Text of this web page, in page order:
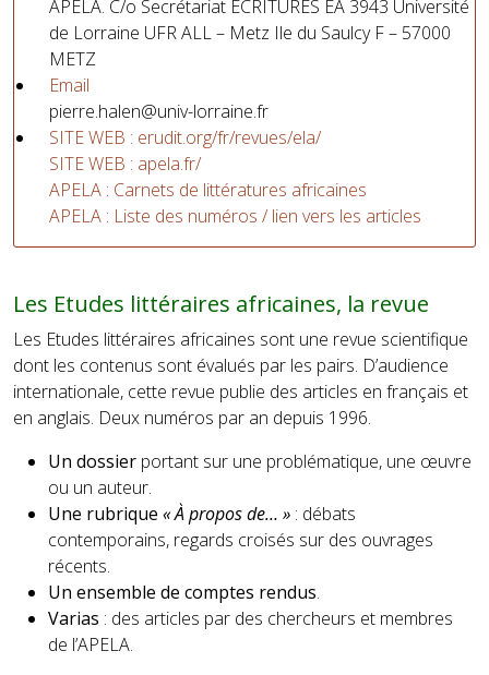
APELA. C/o Secrétariat ECRITURES EA 3943 Université
de Lorraine UFR ALL – Metz Ile du Saulcy F – 57000
METZ
Email
pierre.halen@univ-lorraine.fr
SITE WEB : erudit.org/fr/revues/ela/
SITE WEB : apela.fr/
APELA : Carnets de littératures africaines
APELA : Liste des numéros / lien vers les articles
Les Etudes littéraires africaines, la revue
Les Etudes littéraires africaines sont une revue scientifique
dont les contenus sont évalués par les pairs. D’audience
internationale, cette revue publie des articles en français et
en anglais. Deux numéros par an depuis 1996.
Un dossier portant sur une problématique, une œuvre
ou un auteur.
Une rubrique « À propos de… » : débats
contemporains, regards croisés sur des ouvrages
récents.
Un ensemble de comptes rendus.
Varias : des articles par des chercheurs et membres
de l’APELA.